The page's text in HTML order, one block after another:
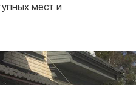
мест и